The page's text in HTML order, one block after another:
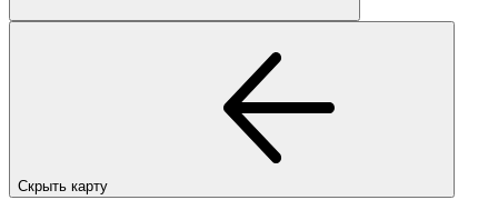
Скрыть карту